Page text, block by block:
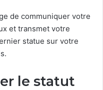
de communiquer votre
et transmet votre
statue sur votre
le statut